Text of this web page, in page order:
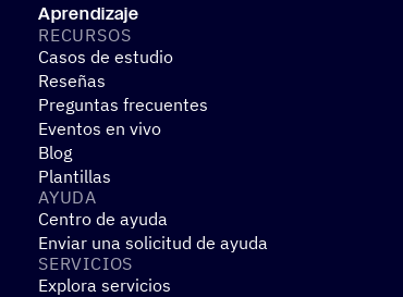
Aprendizaje
RECUR­SOS
Casos de estudio
Reseñas
Preguntas frecuentes
Eventos en vivo
Blog
Plantillas
AYUDA
Centro de ayuda
Enviar una solicitud de ayuda
SERVI­CIOS
Explora servicios